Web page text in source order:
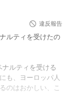
違反報告
ルティを受けたの
ルティを受ける
も、ヨーロッパ人
のはおかしい、こ